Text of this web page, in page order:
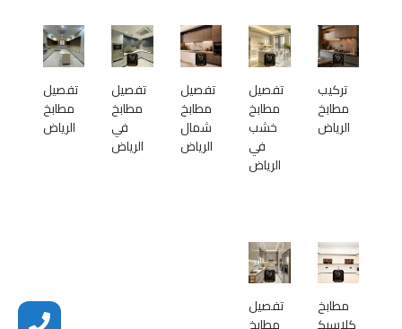
تركيب
مطابخ
الرياض
تفصيل
مطابخ
خشب
في
الرياض
تفصيل
مطابخ
شمال
الرياض
تفصيل
مطابخ
في
الرياض
تفصيل
مطابخ
الرياض
مطابخ
تفصيل